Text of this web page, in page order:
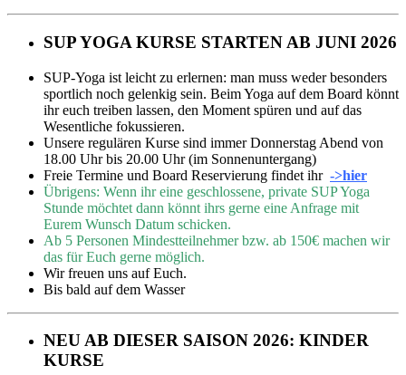
SUP YOGA KURSE STARTEN AB JUNI 2026
SUP-Yoga ist leicht zu erlernen: man muss weder besonders
sportlich noch gelenkig sein. Beim Yoga auf dem Board könnt
ihr euch treiben lassen, den Moment spüren und auf das
Wesentliche fokussieren.
Unsere regulären Kurse sind immer Donnerstag Abend von
18.00 Uhr bis 20.00 Uhr (im Sonnenuntergang)
Freie Termine und Board Reservierung findet ihr ->hier
Übrigens: Wenn ihr eine geschlossene, private SUP Yoga
Stunde möchtet dann könnt ihrs gerne eine Anfrage mit
Eurem Wunsch Datum schicken.
Ab 5 Personen Mindestteilnehmer bzw. ab 150€ machen wir
das für Euch gerne möglich.
Wir freuen uns auf Euch.
Bis bald auf dem Wasser
NEU AB DIESER SAISON 2026: KINDER
KURSE